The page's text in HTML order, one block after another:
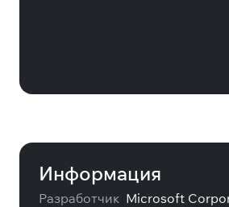
Информация
Разработчик Microsoft